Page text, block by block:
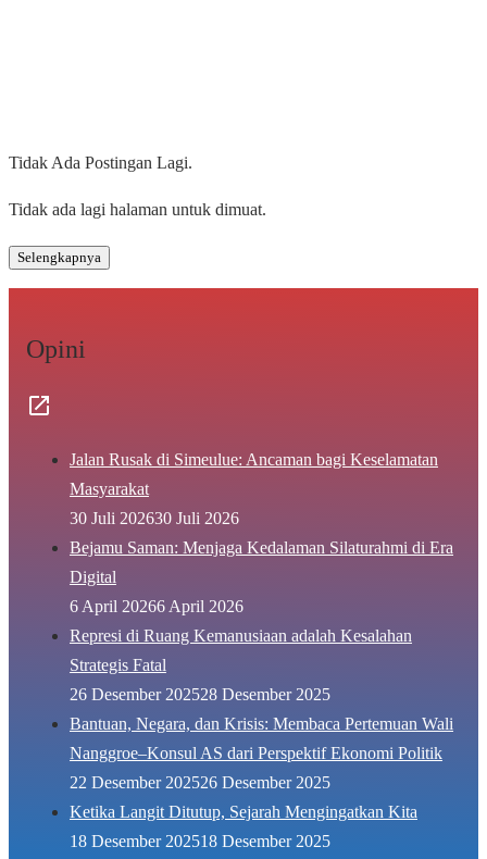
Tidak Ada Postingan Lagi.
Tidak ada lagi halaman untuk dimuat.
Selengkapnya
Opini
Jalan Rusak di Simeulue: Ancaman bagi Keselamatan
Masyarakat
30 Juli 202630 Juli 2026
Bejamu Saman: Menjaga Kedalaman Silaturahmi di Era
Digital
6 April 20266 April 2026
Represi di Ruang Kemanusiaan adalah Kesalahan
Strategis Fatal
26 Desember 202528 Desember 2025
Bantuan, Negara, dan Krisis: Membaca Pertemuan Wali
Nanggroe–Konsul AS dari Perspektif Ekonomi Politik
22 Desember 202526 Desember 2025
Ketika Langit Ditutup, Sejarah Mengingatkan Kita
18 Desember 202518 Desember 2025